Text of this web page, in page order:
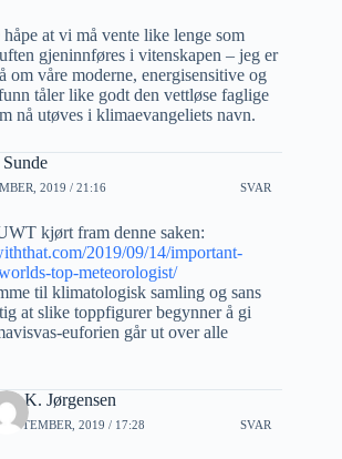
at vi må vente like lenge som
gjeninnføres i vitenskapen – jeg er
om våre moderne, energisensitive og
tåler like godt den vettløse faglige
nå utøves i klimaevangeliets navn.
2019 / 21:16 SVAR
kjørt fram denne saken:
2019/09/14/important-
top-meteorologist/
til klimatologisk samling og sans
at slike toppfigurer begynner å gi
euforien går ut over alle
K. Jørgensen
2019 / 17:28 SVAR